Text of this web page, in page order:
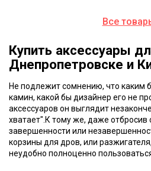
Все
Купить аксессуары
Днепропетровске и
Не подлежит сомнению, что каким
камин, какой бы дизайнер его не
аксессуаров он выглядит
хватает".К тому же, даже отбросив
завершенности или
корзины для дров, или
неудобно полноценно